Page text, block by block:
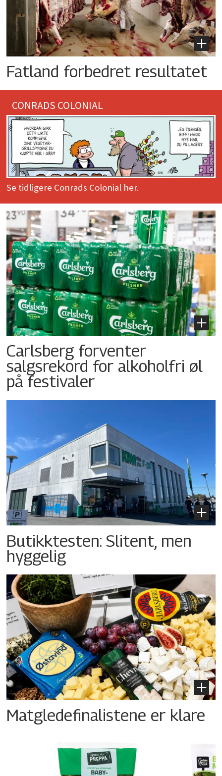
Fatland forbedret resultatet
CONRADS COLONIAL
Se tidligere Conrads Colonial her.
Carlsberg forventer
salgsrekord for alkoholfri øl
på festivaler
Butikktesten: Slitent, men
hyggelig
Matgledefinalistene er klare